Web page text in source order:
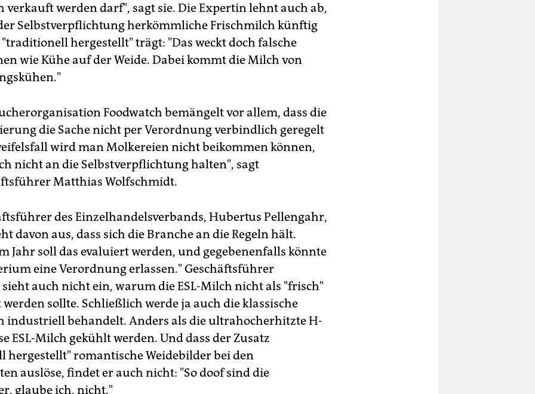
verkauft werden darf", sagt sie. Die Expertin lehnt auch ab,
Selbstverpflichtung herkömmliche Frischmilch künftig
hergestellt" trägt: "Das weckt doch falsche
wie Kühe auf der Weide. Dabei kommt die Milch von
Foodwatch bemängelt vor allem, dass die
die Sache nicht per Verordnung verbindlich geregelt
wird man Molkereien nicht beikommen können,
nicht an die Selbstverpflichtung halten", sagt
Matthias Wolfschmidt.
des Einzelhandelsverbands, Hubertus Pellengahr,
davon aus, dass sich die Branche an die Regeln hält.
Jahr soll das evaluiert werden, und gegebenenfalls könnte
eine Verordnung erlassen." Geschäftsführer
auch nicht ein, warum die ESL-Milch nicht als "frisch"
sollte. Schließlich werde ja auch die klassische
industriell behandelt. Anders als die ultrahocherhitzte H-
ESL-Milch gekühlt werden. Und dass der Zusatz
hergestellt" romantische Weidebilder bei den
auslöse, findet er auch nicht: "So doof sind die
glaube ich, nicht."